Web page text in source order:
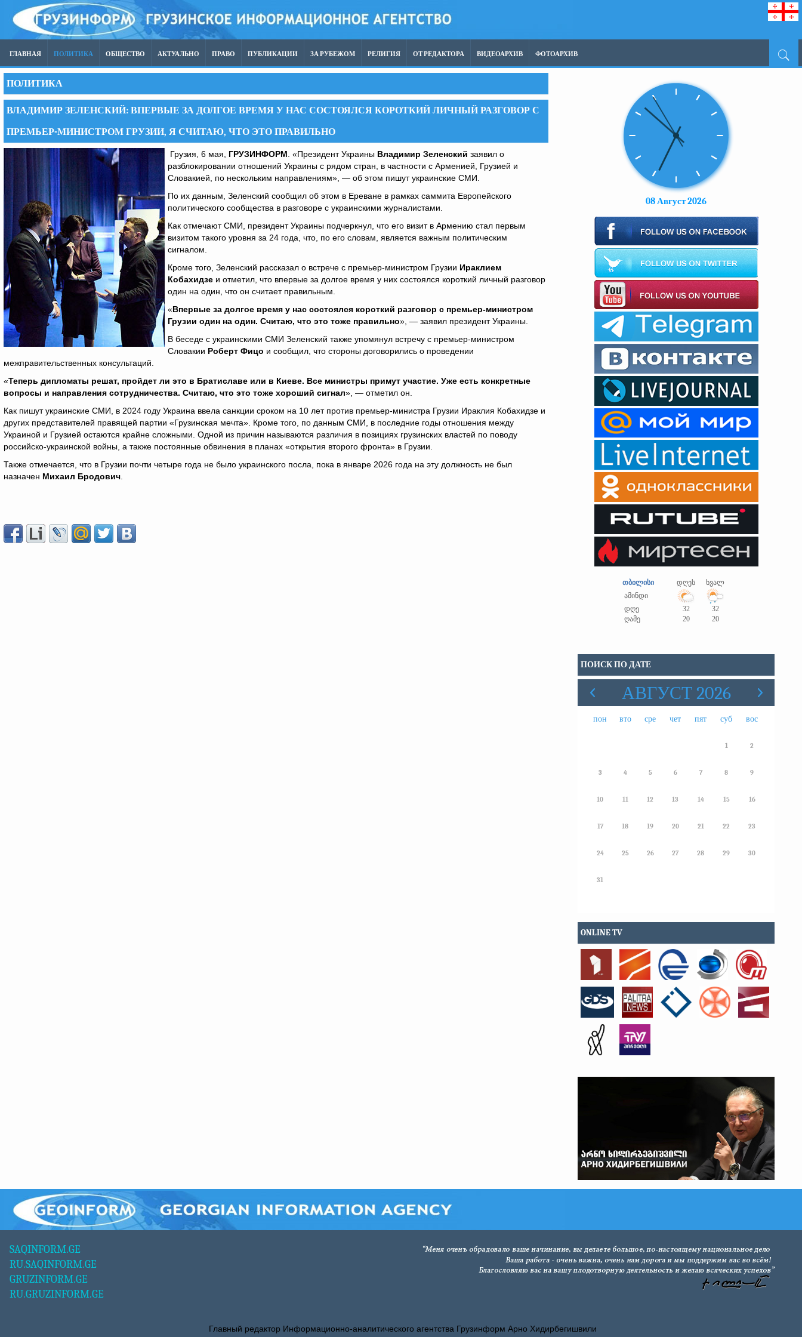
ГЛАВНАЯ ПОЛИТИКА ОБЩЕСТВО АКТУАЛЬНО ПРАВО ПУБЛИКАЦИИ ЗА РУБЕЖОМ РЕЛИГИЯ ОТ РЕДАКТОРА ВИДЕОАРХИВ ФОТОАРХИВ
ПОЛИТИКА
ВЛАДИМИР ЗЕЛЕНСКИЙ: ВПЕРВЫЕ ЗА ДОЛГОЕ ВРЕМЯ У НАС СОСТОЯЛСЯ КОРОТКИЙ ЛИЧНЫЙ РАЗГОВОР С
ПРЕМЬЕР-МИНИСТРОМ ГРУЗИИ, Я СЧИТАЮ, ЧТО ЭТО ПРАВИЛЬНО
Грузия, 6 мая, ГРУЗИНФОРМ . «Президент Украины Владимир Зеленский заявил о
разблокировании отношений Украины с рядом стран, в частности с Арменией, Грузией и
Словакией, по нескольким направлениям», — об этом пишут украинские СМИ.
По их данным, Зеленский сообщил об этом в Ереване в рамках саммита Европейского
политического сообщества в разговоре с украинскими журналистами.
Как отмечают СМИ, президент Украины подчеркнул, что его визит в Армению стал первым
визитом такого уровня за 24 года, что, по его словам, является важным политическим
сигналом.
Кроме того, Зеленский рассказал о встрече с премьер-министром Грузии Ираклием
Кобахидзе и отметил, что впервые за долгое время у них состоялся короткий личный разговор
один на один, что он считает правильным.
«Впервые за долгое время у нас состоялся короткий разговор с премьер-министром
Грузии один на один. Считаю, что это тоже правильно», — заявил президент Украины.
В беседе с украинскими СМИ Зеленский также упомянул встречу с премьер-министром
Словакии Роберт Фицо и сообщил, что стороны договорились о проведении
межправительственных консультаций.
«Теперь дипломаты решат, пройдет ли это в Братиславе или в Киеве. Все министры примут участие. Уже есть конкретные
вопросы и направления сотрудничества. Считаю, что это тоже хороший сигнал», — отметил он.
Как пишут украинские СМИ, в 2024 году Украина ввела санкции сроком на 10 лет против премьер-министра Грузии Ираклия Кобахидзе и
других представителей правящей партии «Грузинская мечта». Кроме того, по данным СМИ, в последние годы отношения между
Украиной и Грузией остаются крайне сложными. Одной из причин называются различия в позициях грузинских властей по поводу
российско-украинской войны, а также постоянные обвинения в планах «открытия второго фронта» в Грузии.
Также отмечается, что в Грузии почти четыре года не было украинского посла, пока в январе 2026 года на эту должность не был
назначен Михаил Бродович
08 Август 2026
თბილისი დღეს
ხვალ
ამინდი
დღე
32
32
ღამე
20 20
ПОИСК ПО ДАТЕ
АВГУСТ 2026
пон вто сре чет пят суб вос
1 2
3 4 5 6 7 8 9
10 11 12 13 14 15 16
17 18 19 20 21 22 23
24 25 26 27 28 29 30
31
ONLINE TV
SAQINFORM.GE
RU.SAQINFORM.GE
GRUZINFORM.GE
RU.GRUZINFORM.GE
Главный редактор Информационно-аналитического агентства Грузинформ Арно Хидирбегишвили